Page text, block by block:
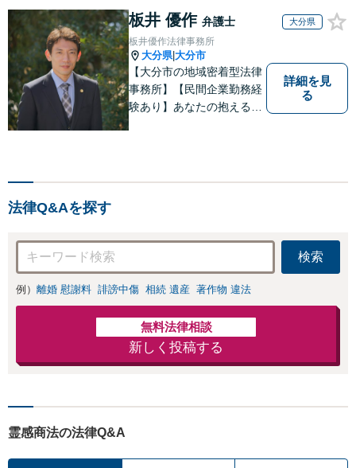
板井 優作 弁護士 大分県
板井優作法律事務所
大分県|大分市
【大分市の地域密着型法律
事務所】【民間企業勤務経
験あり】あなたの抱える問
詳細を見
る
法律Q&Aを探す
検索
例） 離婚 慰謝料 誹謗中傷 相続 遺産 著作物 違法
無料法律相談
新しく投稿する
霊感商法の法律Q&A